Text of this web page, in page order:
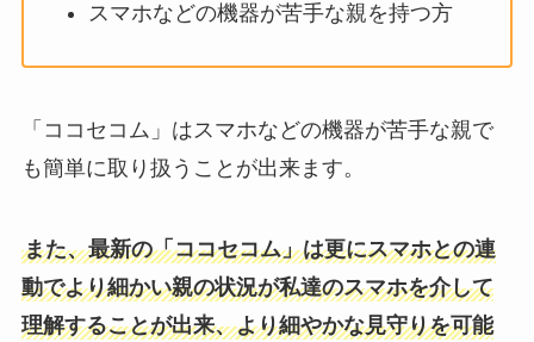
スマホなどの機器が苦手な親を持つ方
「ココセコム」はスマホなどの機器が苦手な親で
も簡単に取り扱うことが出来ます。
また、最新の「ココセコム」は更にスマホとの連
動でより細かい親の状況が私達のスマホを介して
理解することが出来、より細やかな見守りを可能